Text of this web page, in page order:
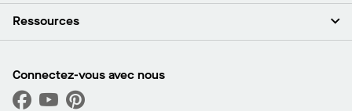
Espace presse
Quelles sont mes options d’achat?
Plafonds
Capacités sur mesure
Performance
Ressources
Trouver un distributeur
Trouver un distributeur
Connectez-vous avec nous